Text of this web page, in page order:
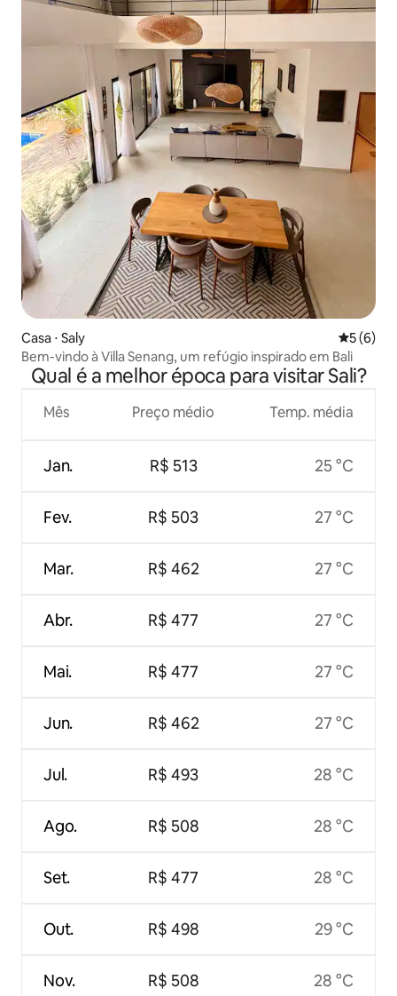
Casa ⋅ Saly 5 de
5 (6)
Bem-vindo à Villa Senang, um refúgio inspirado em Bali
Qual é a melhor época para visitar Sali?
Mês
Jan.
Fev.
Mar.
Abr.
Mai.
Jun.
Jul.
Ago.
Set.
Out.
Nov.
Preço médio
R$ 513
R$ 503
R$ 462
R$ 477
R$ 477
R$ 462
R$ 493
R$ 508
R$ 477
R$ 498
R$ 508
Temp. média
25 °C
27 °C
27 °C
27 °C
27 °C
27 °C
28 °C
28 °C
28 °C
29 °C
28 °C